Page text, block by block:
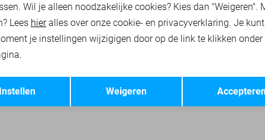
Opslaan
Wil je alleen noodzakelijke cookies? Kies dan "Weigeren".
Lees hieralles over onze cookie- en privacyverklaring. Je
je instellingen wijzigigen door op de link te klikken onder
Weigeren